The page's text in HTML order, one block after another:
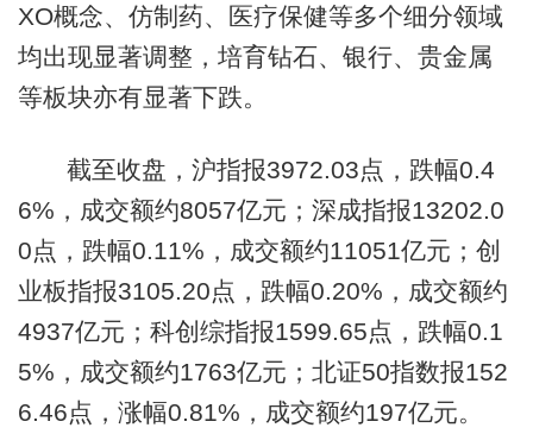
XO概念、仿制药、医疗保健等多个细分领域
均出现显著调整，培育钻石、银行、贵金属
等板块亦有显著下跌。
截至收盘，沪指报3972.03点，跌幅0.4
6%，成交额约8057亿元；深成指报13202.0
0点，跌幅0.11%，成交额约11051亿元；创
业板指报3105.20点，跌幅0.20%，成交额约
4937亿元；科创综指报1599.65点，跌幅0.1
5%，成交额约1763亿元；北证50指数报152
6.46点，涨幅0.81%，成交额约197亿元。